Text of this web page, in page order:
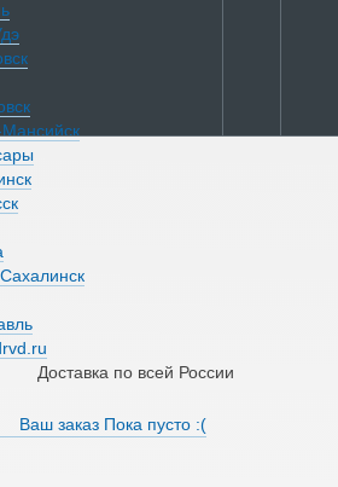
Доставка по всей России
Ваш заказ Пока пусто :(